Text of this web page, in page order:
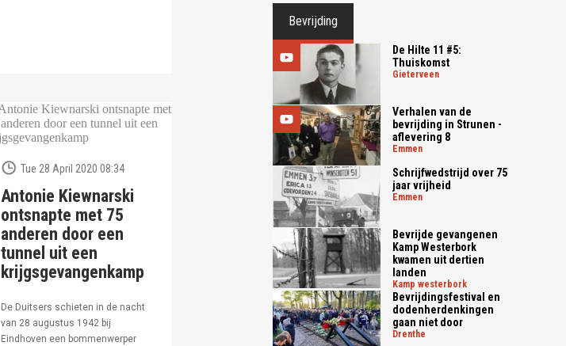
Tue 28 April 2020 08:34
Antonie Kiewnarski
ontsnapte met 75
anderen door een
tunnel uit een
krijgsgevangenkamp
De Duitsers schieten in de nacht
van 28 augustus 1942 bij
Eindhoven een bommenwerper
Bevrijding
De Hilte 11 #5:
Thuiskomst
gieterveen
Verhalen van de
bevrijding in Strunen -
aflevering 8
emmen
Schrijfwedstrijd over 75
jaar vrijheid
emmen
Bevrijde gevangenen
Kamp Westerbork
kwamen uit dertien
landen
kamp westerbork
Bevrijdingsfestival en
dodenherdenkingen
gaan niet door
drenthe